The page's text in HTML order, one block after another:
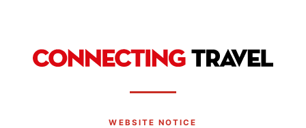
WEBSITE NOTICE